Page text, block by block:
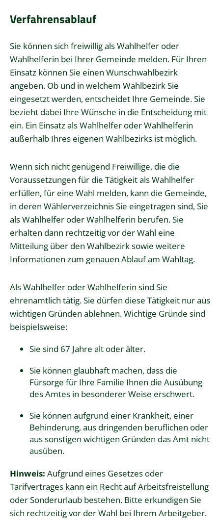
Verfahrensablauf
Sie können sich freiwillig als Wahlhelfer oder
Wahlhelferin bei Ihrer Gemeinde melden. Für Ihren
Einsatz können Sie einen Wunschwahlbezirk
angeben. Ob und in welchem Wahlbezirk Sie
eingesetzt werden, entscheidet Ihre Gemeinde. Sie
bezieht dabei Ihre Wünsche in die Entscheidung mit
ein. Ein Einsatz als Wahlhelfer oder Wahlhelferin
außerhalb Ihres eigenen Wahlbezirks ist möglich.
Wenn sich nicht genügend Freiwillige, die die
Voraussetzungen für die Tätigkeit als Wahlhelfer
erfüllen, für eine Wahl melden, kann die Gemeinde,
in deren Wählerverzeichnis Sie eingetragen sind, Sie
als Wahlhelfer oder Wahlhelferin berufen. Sie
erhalten dann rechtzeitig vor der Wahl eine
Mitteilung über den Wahlbezirk sowie weitere
Informationen zum genauen Ablauf am Wahltag.
Als Wahlhelfer oder Wahlhelferin sind Sie
ehrenamtlich tätig. Sie dürfen diese Tätigkeit nur aus
wichtigen Gründen ablehnen.Wichtige Gründe sind
beispielsweise:
Sie sind 67 Jahre alt oder älter.
Sie können glaubhaft machen, dass die
Fürsorge für Ihre Familie Ihnen die Ausübung
des Amtes in besonderer Weise erschwert.
Sie können aufgrund einer Krankheit, einer
Behinderung, aus dringenden beruflichen oder
aus sonstigen wichtigen Gründen das Amt nicht
ausüben.
Hinweis: Aufgrund eines Gesetzes oder
Tarifvertrages kann ein Recht auf Arbeitsfreistellung
oder Sonderurlaub bestehen. Bitte erkundigen Sie
sich rechtzeitig vor der Wahl bei Ihrem Arbeitgeber.